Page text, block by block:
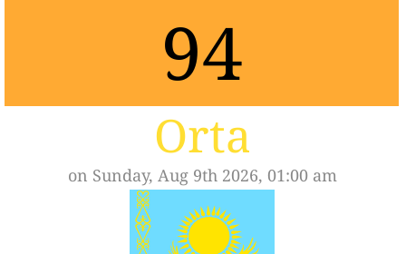
94
Orta
on Sunday, Aug 9th 2026, 01:00 am